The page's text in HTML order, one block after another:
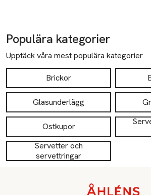
Populära kategorier
Upptäck våra mest populära kategorier
Brickor
Glasunderlägg
Ostkupor
Servetter och
servettringar